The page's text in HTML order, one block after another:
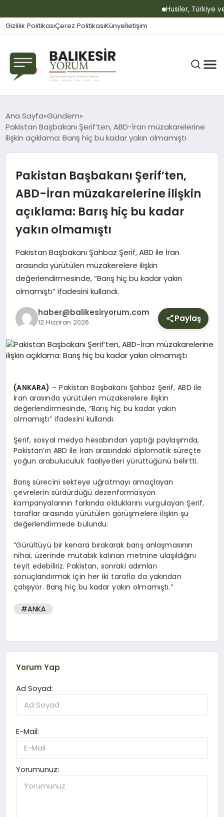
Husiler, Türkiye
Gizlilik PolitikasıÇerez PolitikasıKünyeİletişim
BALIKESIR
GÜNDEM
BÜLTEN
YURT
DIŞ
Ana Sayfa Gündem
Pakistan Başbakanı Şerif’ten, ABD-İran müzakarelerine
ilişkin açıklama: Barış hiç bu kadar yakın olmamıştı
Pakistan Başbakanı Şerif’ten,
ABD-İran müzakarelerine ilişkin
açıklama: Barış hiç bu kadar
yakın olmamıştı
Pakistan Başbakanı Şahbaz Şerif, ABD ile İran
arasında yürütülen müzakerelere ilişkin
değerlendirmesinde, “Barış hiç bu kadar yakın
olmamıştı” ifadesini kullandı.
haber@balikesiryorum.com
12 Haziran 2026 Paylaş
(ANKARA) – Pakistan Başbakanı Şahbaz Şerif, ABD ile
İran arasında yürütülen müzakerelere ilişkin
değerlendirmesinde, “Barış hiç bu kadar yakın
olmamıştı” ifadesini kullandı.
Şerif, sosyal medya hesabından yaptığı paylaşımda,
Pakistan’ın ABD ile İran arasındaki diplomatik süreçte
yoğun arabuluculuk faaliyetleri yürüttüğünü belirtti.
Barış sürecini sekteye uğratmayı amaçlayan
çevrelerin sürdürdüğü dezenformasyon
kampanyalarının farkında olduklarını vurgulayan Şerif,
taraflar arasında yürütülen görüşmelere ilişkin şu
değerlendirmede bulundu:
“Gürültüyü bir kenara bırakarak barış anlaşmasının
nihai, üzerinde mutabık kalınan metnine ulaşıldığını
teyit edebiliriz. Pakistan, sonraki adımları
sonuçlandırmak için her iki tarafla da yakından
çalışıyor. Barış hiç bu kadar yakın olmamıştı.”
#ANKA
Yorum Yap
Ad Soyad:
E-Mail:
Yorumunuz: